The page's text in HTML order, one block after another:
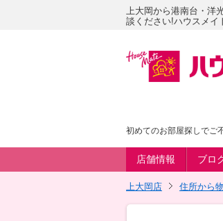
上大岡から港南台・洋
談ください!ハウスメイ
初めてのお部屋探しでご
店舗情報 ブロ
上大岡店 住所から